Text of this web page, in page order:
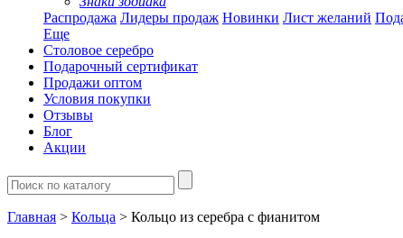
Распродажа Лидеры продаж Новинки Лист желаний
Еще
Столовое серебро
Подарочный сертификат
Продажи оптом
Условия покупки
Отзывы
Блог
Акции
Главная > Кольца > Кольцо из серебра с фианитом